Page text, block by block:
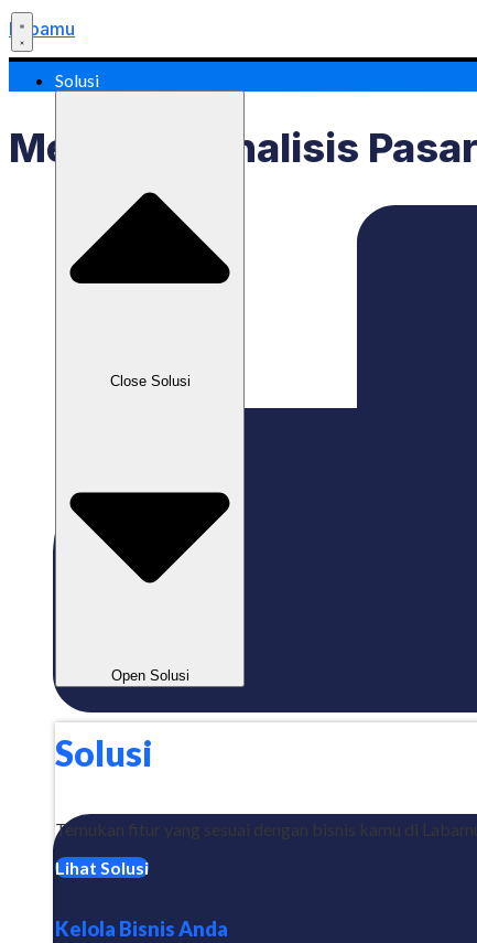
Labamu
Solusi
Close Solusi
Open Solusi
Solusi
Temukan fitur yang sesuai dengan bisnis kamu di
Lihat Solusi
Kelola Bisnis Anda
Mengapa Analisis